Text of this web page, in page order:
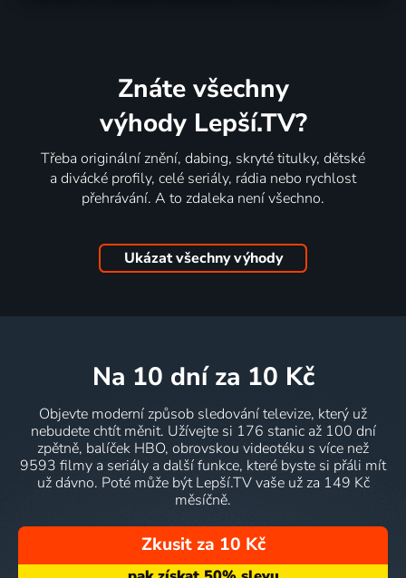
Znáte všechny
výhody Lepší.TV?
Třeba originální znění, dabing, skryté titulky, dětské
a divácké profily, celé seriály, rádia nebo rychlost
přehrávání. A to zdaleka není všechno.
Ukázat všechny výhody
na 10 dní za 10 Kč
Objevte moderní způsob sledování televize, který už
nebudete chtít měnit. Užívejte si 176 stanic až 100 dní
zpětně, balíček HBO, obrovskou videotéku s více než
9593 filmy a seriály a další funkce, které byste si přáli mít
už dávno. Poté může být Lepší.TV vaše už za 149 Kč
měsíčně.
Zkusit za 10 Kč